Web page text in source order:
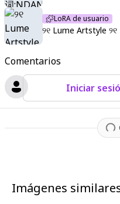
Comentarios
Iniciar
LoRA de usuario
୨୧ Lume Artstyle ୨୧
Imágenes